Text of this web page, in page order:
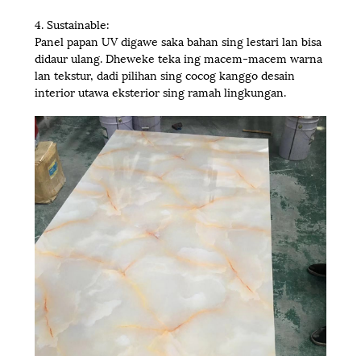
4. Sustainable:
Panel papan UV digawe saka bahan sing lestari lan bisa
didaur ulang. Dheweke teka ing macem-macem warna
lan tekstur, dadi pilihan sing cocog kanggo desain
interior utawa eksterior sing ramah lingkungan.